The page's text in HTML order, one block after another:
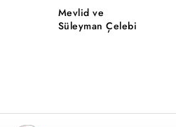
Mevlid ve
Süleyman Çelebi